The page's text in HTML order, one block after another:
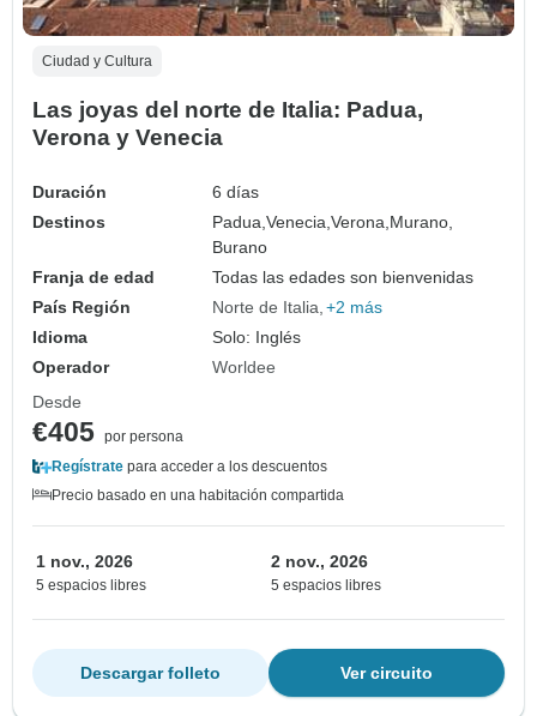
Ciudad y Cultura
Las joyas del norte de Italia: Padua,
Verona y Venecia
Duración
6 días
Destinos
Padua,Venecia,Verona,Murano,
Burano
Franja de edad
Todas las edades son bienvenidas
País Región
Norte de Italia +2 más
Idioma
Solo: Inglés
Operador
Worldee
Desde
€405 por persona
Regístrate para acceder a los descuentos
Precio basado en una habitación compartida
1 nov., 2026
5 espacios libres
2 nov., 2026
5 espacios libres
Ver circuito
Descargar folleto